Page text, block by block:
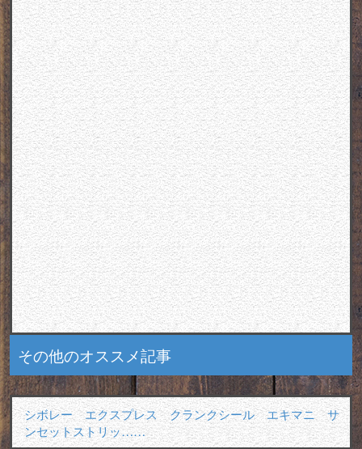
その他のオススメ記事
シボレー エクスプレス クランクシール エキマニ サ
ンセットストリッ……